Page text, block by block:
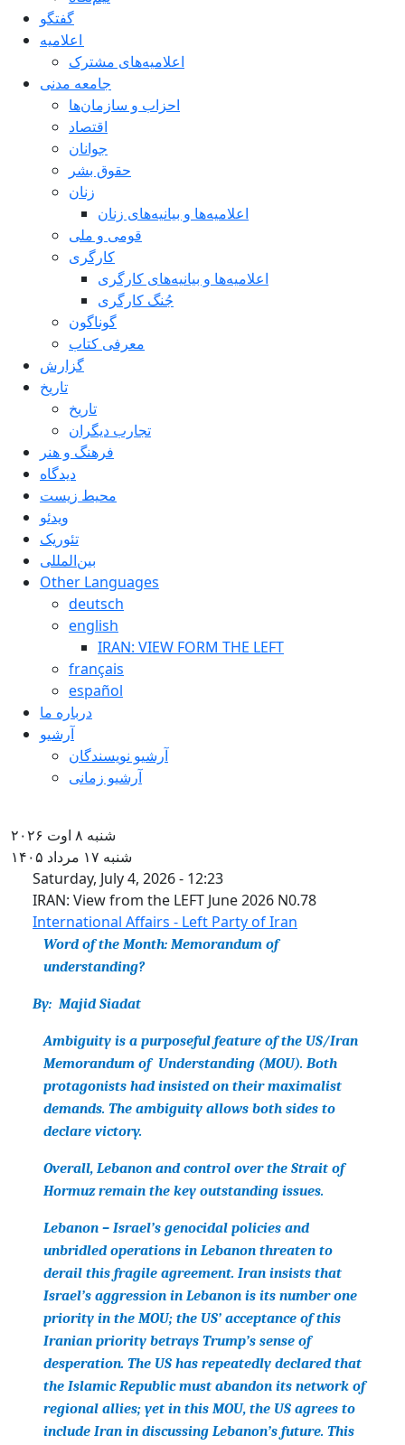
گفتگو
اعلامیه‌های مشترک
جامعه مدنی
احزاب و سازمان‌ها
اقتصاد
جوانان
حقوق بشر
زنان
اعلامیه‌ها و بیانیه‌های زنان
قومی و ملی
کارگری
اعلامیه‌ها و بیانیه‌های کارگری
جُنگ کارگری
گوناگون
معرفی کتاب
گزارش
تاریخ
تاريخ
تجارب ديگران
فرهنگ و هنر
دیدگاه
محیط زیست
ویدئو
تئوریک
بین‌المللی
Other Languages
deutsch
english
IRAN: VIEW FORM THE LEFT
français
español
درباره ما
آرشیو
آرشیو نویسندگان
آرشیو زمانی
شنبه ۸ اوت ۲۰۲۶
شنبه ۱۷ مرداد ۱۴۰۵
IRAN: View from the LEFT
Saturday, July 4, 2026 - 12:23
IRAN: View from the LEFT June 2026 N0.78
International Affairs - Left Party of Iran
Word of the Month: Memorandum of
understanding?
By: Majid Siadat
Ambiguity is a purposeful feature of the US/Iran
Memorandum of Understanding (MOU). Both
protagonists had insisted on their maximalist
demands. The ambiguity allows both sides to
declare victory.
Overall, Lebanon and control over the Strait of
Hormuz remain the key outstanding issues.
Lebanon – Israel’s genocidal policies and
unbridled operations in Lebanon threaten to
derail this fragile agreement. Iran insists that
Israel’s aggression in Lebanon is its number one
priority in the MOU; the US’ acceptance of this
Iranian priority betrays Trump’s sense of
desperation. The US has repeatedly declared that
the Islamic Republic must abandon its network of
regional allies; yet in this MOU, the US agrees to
include Iran in discussing Lebanon’s future. This